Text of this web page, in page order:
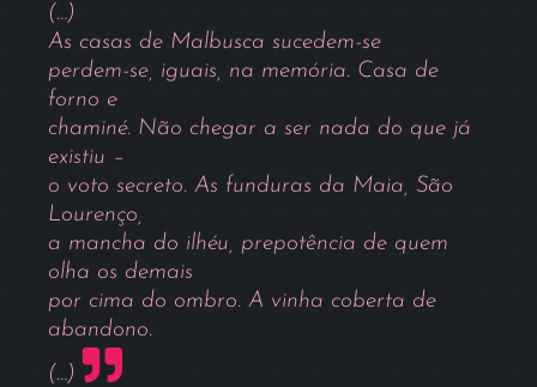
(…)
As casas de Malbusca sucedem-se
perdem-se, iguais, na memória. Casa de
forno e
chaminé. Não chegar a ser nada do que já
existiu –
o voto secreto. As funduras da Maia, São
Lourenço,
a mancha do ilhéu, prepotência de quem
olha os demais
por cima do ombro. A vinha coberta de
abandono.
(…)